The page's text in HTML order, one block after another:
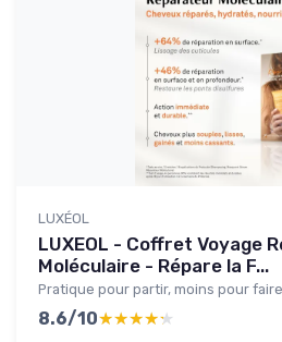
LUXÉOL
LUXEOL - Coffret Voyage
Moléculaire - Répare la F...
Pratique pour partir, moins pour
8.6/10★★★★★
★★★★★